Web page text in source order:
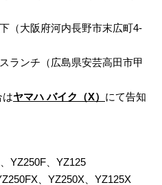
（大阪府河内長野市末広町4-
ランチ（広島県安芸高田市甲
ヤマハ バイク（X） にて告知
YZ250F、YZ125
、YZ250X、YZ125X